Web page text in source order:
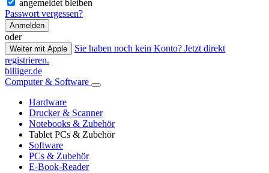
angemeldet bleiben
Passwort vergessen?
Anmelden
oder
Weiter mit Apple
Sie haben noch kein Konto? Jetzt direkt
registrieren.
billiger.de
Computer & Software
Hardware
Drucker & Scanner
Notebooks & Zubehör
Tablet PCs & Zubehör
Software
PCs & Zubehör
E-Book-Reader